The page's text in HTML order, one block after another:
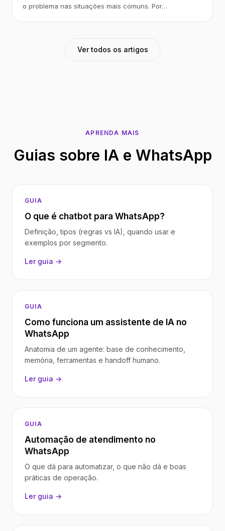
o problema nas situações mais comuns. Por…
Ver todos os artigos
APRENDA MAIS
Guias sobre IA e WhatsApp
GUIA
O que é chatbot para WhatsApp?
Definição, tipos (regras vs IA), quando usar e
exemplos por segmento.
Ler guia →
GUIA
Como funciona um assistente de IA no
WhatsApp
Anatomia de um agente: base de conhecimento,
memória, ferramentas e handoff humano.
Ler guia →
GUIA
Automação de atendimento no
WhatsApp
O que dá para automatizar, o que não dá e boas
práticas de operação.
Ler guia →